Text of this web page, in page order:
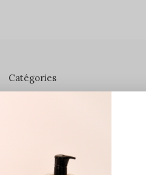
Catégories
Soins du visage